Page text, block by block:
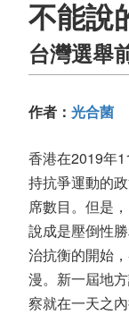
不能說
台灣選舉
作者： 光合菌
香港在2019年
持抗爭運動的
席數目。但是
說成是壓倒性
治抗衡的開始
漫。新一屆地
察就在一天之內